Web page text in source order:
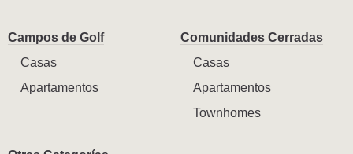
Campos de Golf
Casas
Apartamentos
Comunidades Cerradas
Casas
Apartamentos
Townhomes